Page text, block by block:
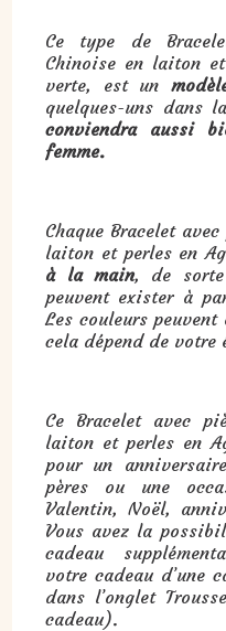
Ce type de
Chinoise en laiton
verte, est un
quelques-uns dans
conviendra aussi
femme.
Chaque Bracelet
laiton et perles en
à la main, de
peuvent exister à
Les couleurs
cela dépend de votre
Ce Bracelet avec
laiton et perles en
pour un
pères ou une
Valentin, Noël,
Vous avez la
cadeau
votre cadeau d’une
dans l’onglet
cadeau).